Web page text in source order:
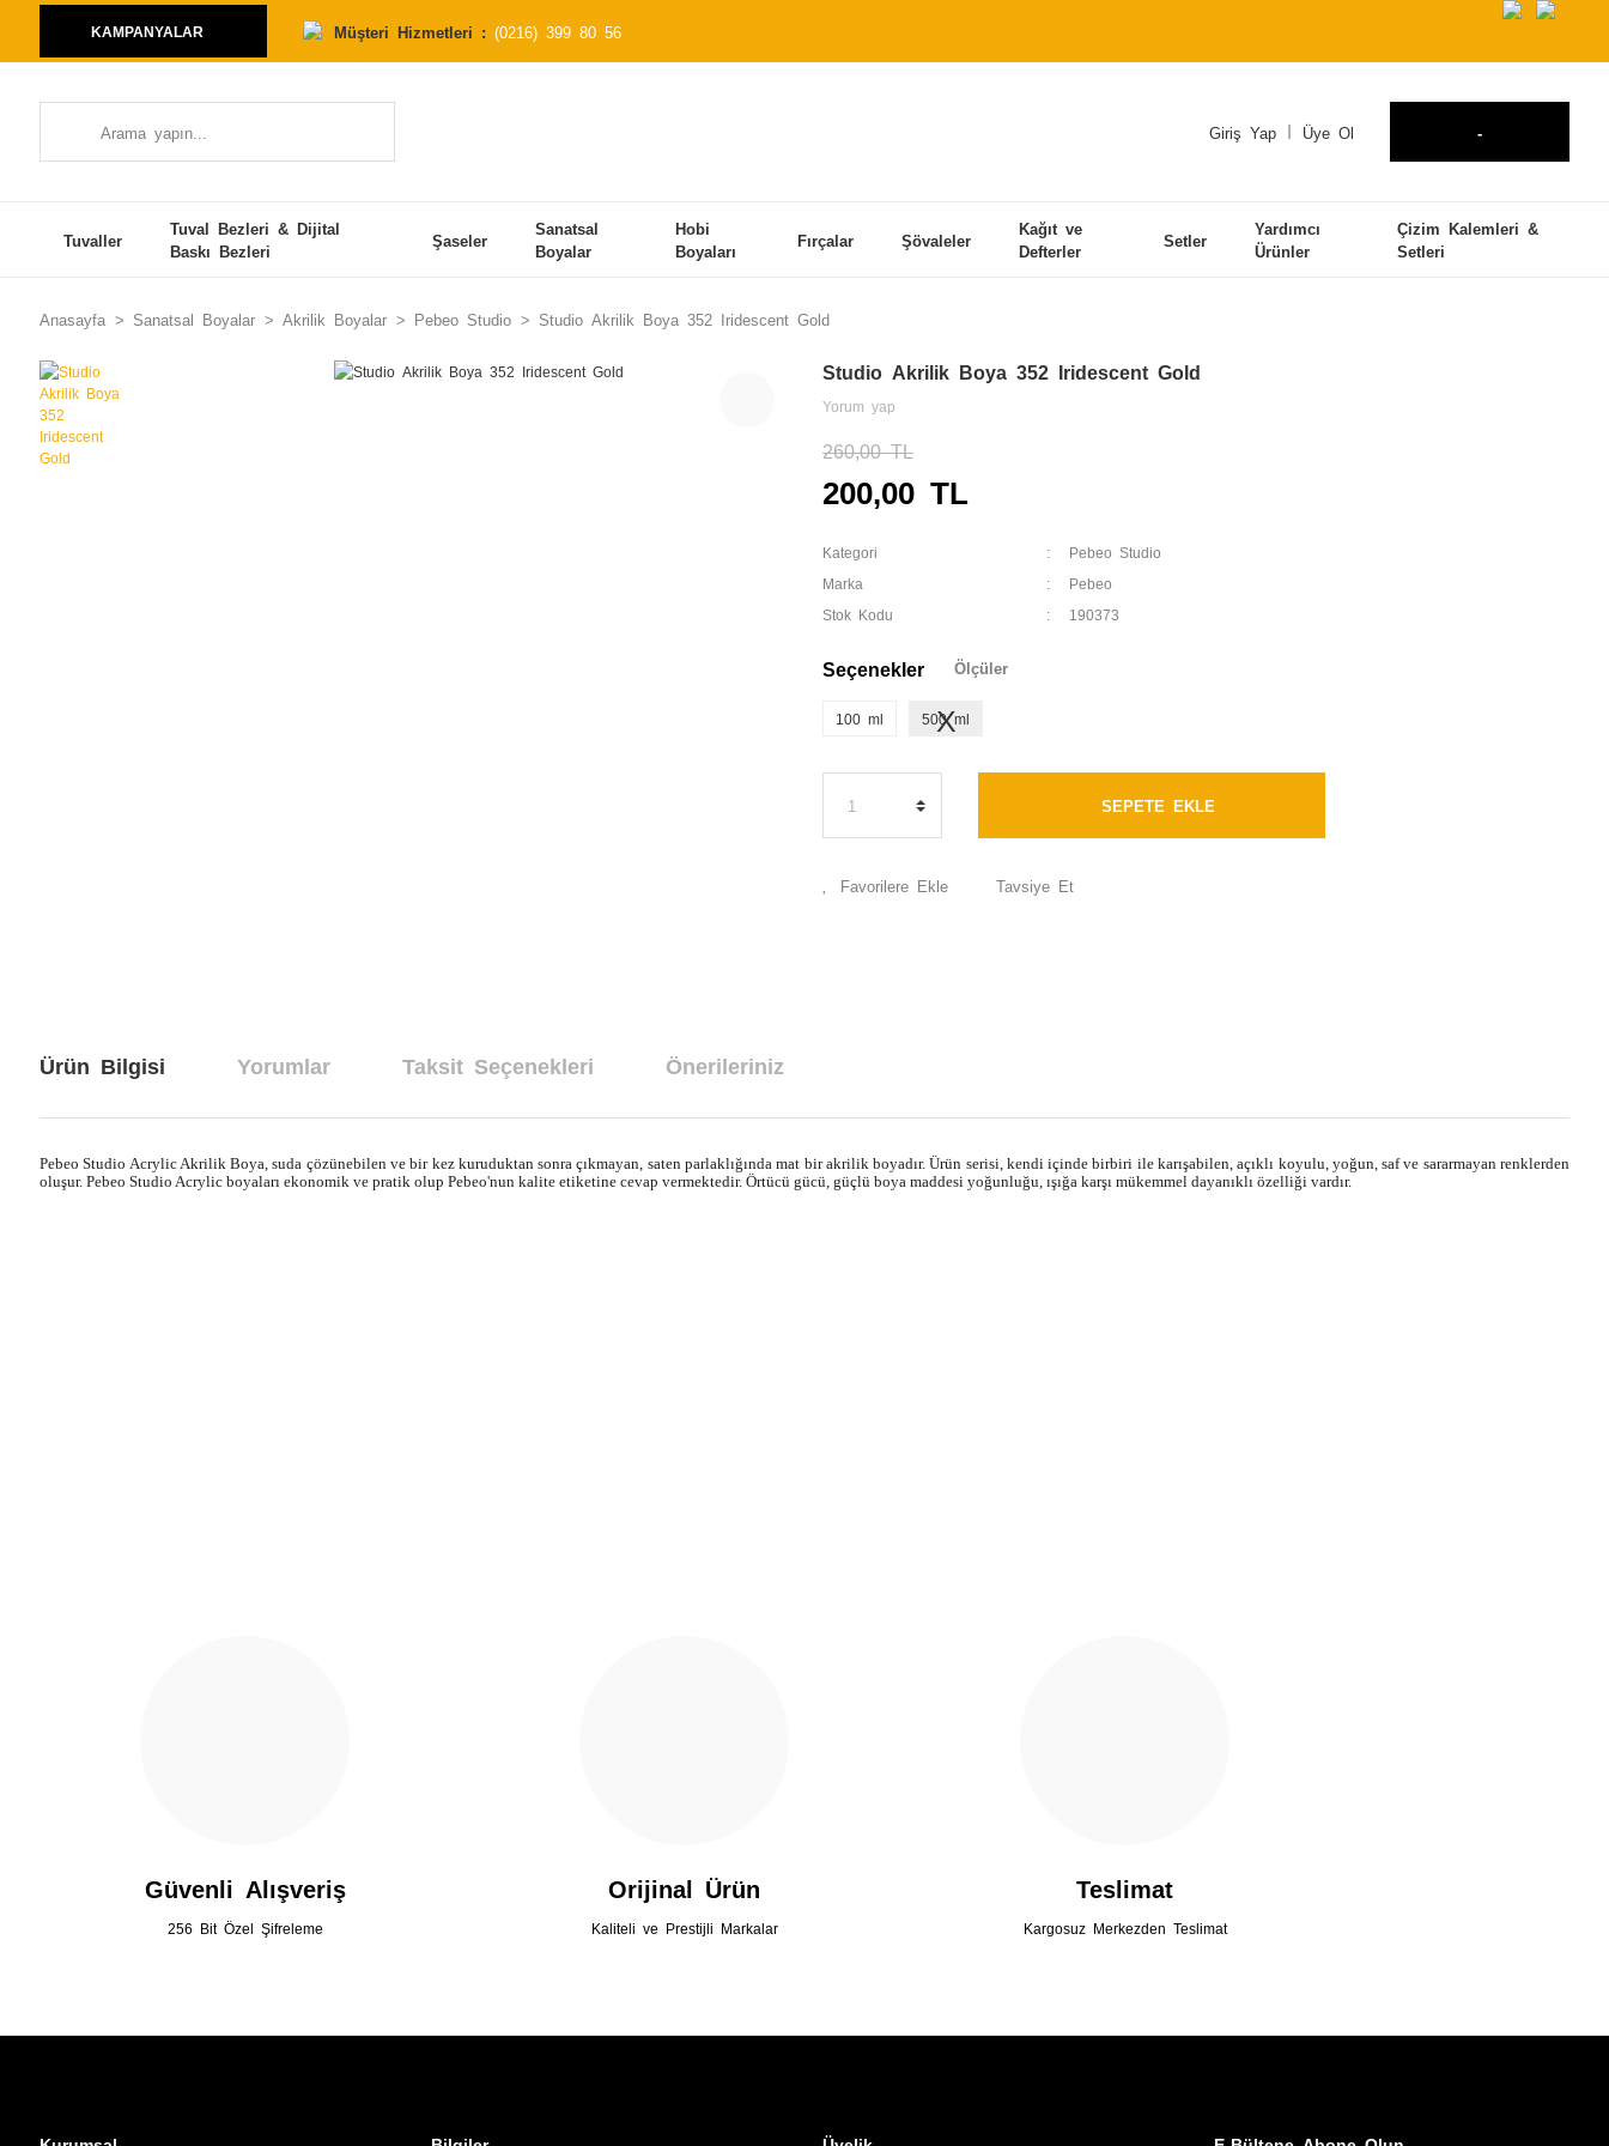
KAMPANYALAR Müşteri Hizmetleri : (0216) 399 80 56
Giriş Yap Üye Ol -
Tuvaller
Tuval Bezleri & Dijital
Baskı Bezleri
Şaseler
Sanatsal
Boyalar
Hobi
Boyaları
Fırçalar Şövaleler
Kağıt ve
Defterler
Setler
Yardımcı
Ürünler
Çizim Kalemleri &
Setleri
Anasayfa Sanatsal Boyalar Akrilik Boyalar Pebeo Studio Studio Akrilik Boya 352 Iridescent Gold
Studio Akrilik Boya 352 Iridescent Gold
Yorum yap
260,00 TL
200,00 TL
Kategori Pebeo Studio
Marka Pebeo
Stok Kodu 190373
Seçenekler Ölçüler
100 ml 500 ml
SEPETE EKLE
Tavsiye Et
Ürün Bilgisi Yorumlar Taksit Seçenekleri Önerileriniz
Pebeo Studio Acrylic Akrilik Boya, suda çözünebilen ve bir kez kuruduktan sonra çıkmayan, saten parlaklığında mat bir akrilik boyadır. Ürün serisi, kendi içinde birbiri ile karışabilen, açıklı koyulu, yoğun, saf ve sararmayan renklerden
oluşur. Pebeo Studio Acrylic boyaları ekonomik ve pratik olup Pebeo'nun kalite etiketine cevap vermektedir. Örtücü gücü, güçlü boya maddesi yoğunluğu, ışığa karşı mükemmel dayanıklı özelliği vardır.
Güvenli Alışveriş
256 Bit Özel Şifreleme
Orijinal Ürün
Kaliteli ve Prestijli Markalar
Teslimat
Kargosuz Merkezden Teslimat